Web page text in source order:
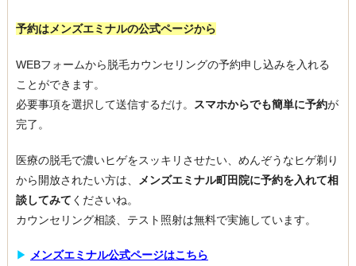
予約はメンズエミナルの公式ページから
WEBフォームから脱毛カウンセリングの予約申し込みを入れる
ことができます。
必要事項を選択して送信するだけ。
スマホからでも簡単に予約が
完了。
医療の脱毛で濃いヒゲをスッキリさせたい、めんぞうなヒゲ剃り
から開放されたい方は、
メンズエミナル町田院に予約を入れて相
談してみて くださいね。
カウンセリング相談、テスト照射は無料で実施しています。
▶︎ メンズエミナル公式ページはこちら